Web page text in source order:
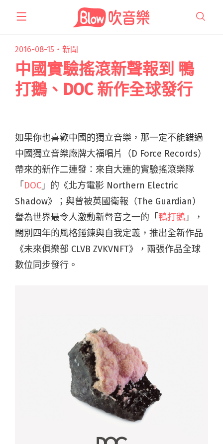
2016-08-15・ 新聞
中國實驗搖滾新聲報到 鴨
打鵝、DOC 新作全球發行
如果你也喜歡中國的獨立音樂，那一定不能錯過
中國獨立音樂廠牌大福唱片（D Force Records）
帶來的新作二連發：來自大連的實驗搖滾樂隊
「 DOC 」的《北方電影 Northern Electric
Shadow》；與曾被英國衛報（The Guardian）
譽為世界最令人激動新聲音之一的「 鴨打鵝 」，
闊別四年的風格錘鍊與自我定義，推出全新作品
《未來俱樂部 CLVB ZVKVNFT》，兩張作品全球
數位同步發行。